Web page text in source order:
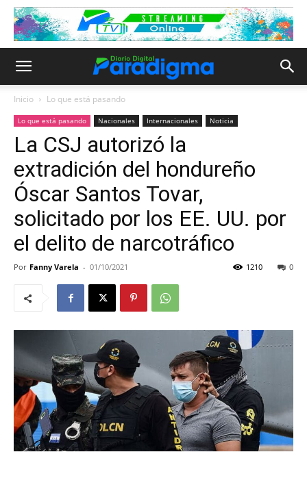
Inicio Lo que está pasando
Lo que está pasando Nacionales Internacionales Noticia
La CSJ autorizó la
extradición del hondureño
Óscar Santos Tovar,
solicitado por los EE. UU. por
el delito de narcotráfico
Por Fanny Varela - 01/10/2021 0
1210